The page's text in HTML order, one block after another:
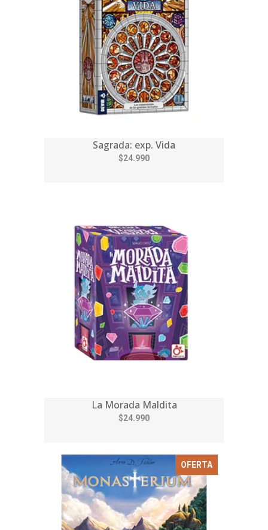
Sagrada: exp. Vida
$24.990
La Morada Maldita
$24.990
OFERTA